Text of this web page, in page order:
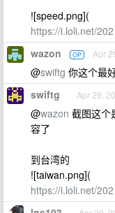
![speed.png](
https://i.loli.net/
wazon OP Apr
@swiftg 你这个最
swiftg Apr 29,
@wazon 截图这个
容了
到台湾的
![taiwan.png](
https://i.loli.net/